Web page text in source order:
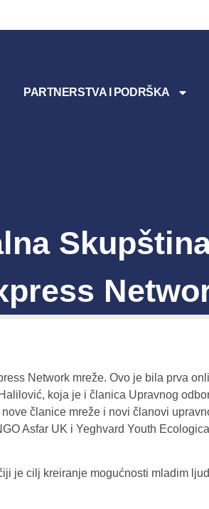
PARTNERSTVA I PODRŠKA
Network mreže. Ovo je bila prva
koja je i članica Upravnog
članice mreže i novi članovi
Asfar UK i Yeghvard Youth Ecological
je cilj kreiranje mogućnosti mladim